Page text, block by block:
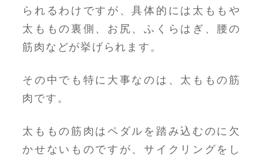
られるわけですが、具体的には太ももや
太ももの裏側、お尻、ふくらはぎ、腰の
筋肉などが挙げられます。
その中でも特に大事なのは、太ももの筋
肉です。
太ももの筋肉はペダルを踏み込むのに欠
かせないものですが、サイクリングをし